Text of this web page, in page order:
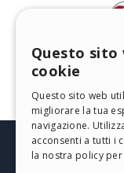
Questo sito
cookie
Questo sito web
migliorare la tua
navigazione.
acconsenti a tutti i
la nostra policy